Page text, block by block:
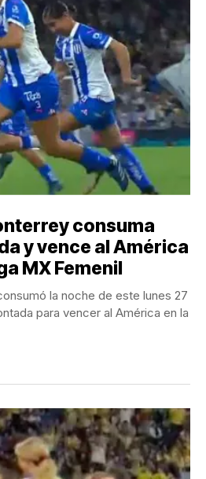
consuma
y vence al América
MX Femenil
la noche de este lunes 27
para vencer al América en la